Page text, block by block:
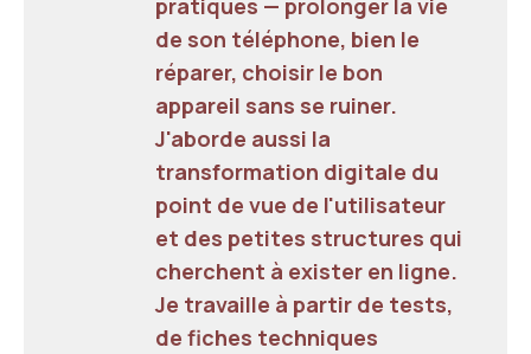
de son téléphone, bien le
réparer, choisir le bon
appareil sans se ruiner.
J'aborde aussi la
transformation digitale du
point de vue de l'utilisateur
et des petites structures qui
cherchent à exister en ligne.
Je travaille à partir de tests,
de fiches techniques